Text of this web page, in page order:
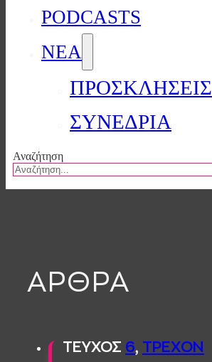
PODCASTS
ΝΕΑ
ΠΡΟΣΚΛΗΣΕΙΣ
ΣΥΝΕΔΡΙΑ
Αναζήτηση
ΑΡΘΡΑ
ΤΕΥΧΟΣ 6, ΤΡΕΧOΝ